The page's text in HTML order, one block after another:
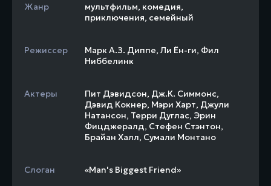
Жанр мультфильм, комедия,
приключения, семейный
Режиссер Марк А.З. Диппе, Ли Ён-ги, Фил
Ниббелинк
Актеры Пит Дэвидсон, Дж.К. Симмонс,
Дэвид Кокнер, Мэри Харт, Джули
Натансон, Терри Дуглас, Эрин
Фицджералд, Стефен Стэнтон,
Брайан Халл, Сумали Монтано
Слоган «Man's Biggest Friend»